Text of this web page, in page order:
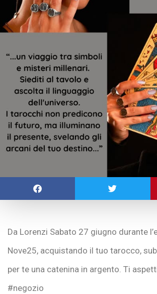
Da Lorenzi Sabato 27 giugno durante
Nove25, acquistando il tuo tarocco,
per te una catenina in argento. Ti
#negozio